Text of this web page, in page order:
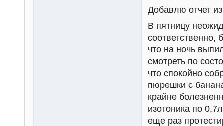
Добавлю отчет
В пятницу
соответственно,
что на ночь
смотреть по
что спокойно
пюрешки с
крайне
изотоника по
еще раз